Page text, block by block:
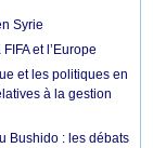
Syrie
et l’Europe
et les politiques en
à la gestion
Bushido : les débats